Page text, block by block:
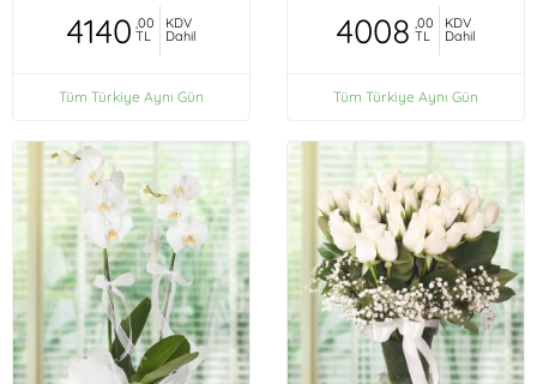
4140 ,00
TL
KDV
Dahil
Tüm Türkiye Aynı Gün
4008 ,00
TL
KDV
Dahil
Tüm Türkiye Aynı Gün